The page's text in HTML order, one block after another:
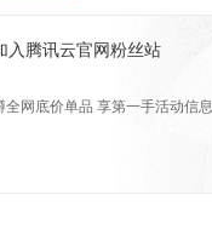
入腾讯云官网粉丝站
全网底价单品 享第一手活动信息